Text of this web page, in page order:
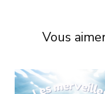
Vous